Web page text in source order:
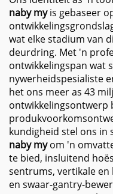
naby myis gebaseer
wat elke stadium van
deurdring. Met 'n
ontwikkelingspan wat
nywerheidspesialiste
het ons meer as 43
ontwikkelingsontwerp
kundigheid stel ons in
naby myom 'n
te bied, insluitend
sentrums, vertikale
en swaar-gantry-